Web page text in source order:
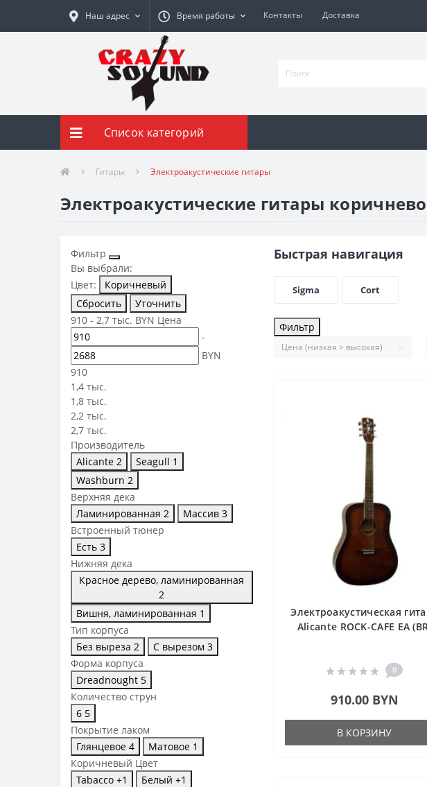
Наш адрес Время работы Контакты Доставка
Список категорий
Гитары Электроакустические гитары
Электроакустические гитары
Фильтр
Вы выбрали:
Цвет:
Коричневый
Сбросить
Уточнить
910 - 2,7 тыс. BYN Цена
-
BYN
910
1,4 тыс.
1,8 тыс.
2,2 тыс.
2,7 тыс.
Производитель
Alicante 2 Seagull 1
Washburn 2
Верхняя дека
Ламинированная 2 Массив 3
Встроенный тюнер
Есть 3
Нижняя дека
Красное дерево, ламинированная
2
Вишня, ламинированная 1
Тип корпуса
Без выреза 2 С вырезом 3
Форма корпуса
Dreadnought 5
Количество струн
6 5
Покрытие лаком
Глянцевое 4 Матовое 1
Коричневый Цвет
Tabacco +1 Белый +1
Быстрая навигация
Sigma Cort
Фильтр
Электроакустическая
Alicante ROCK-CAFE EA
0
910.00 BYN
В КОРЗИНУ